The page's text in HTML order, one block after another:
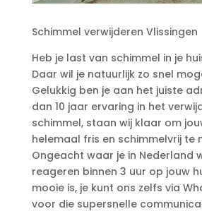
Schimmel verwijderen Vlissingen
Heb je last van schimmel in je
Daar wil je natuurlijk zo snel
Gelukkig ben je aan het juiste
dan 10 jaar ervaring in het
schimmel, staan wij klaar om
helemaal fris en schimmelvrij te
Ongeacht waar je in Nederland
reageren binnen 3 uur op jouw
mooie is, je kunt ons zelfs via
voor die supersnelle